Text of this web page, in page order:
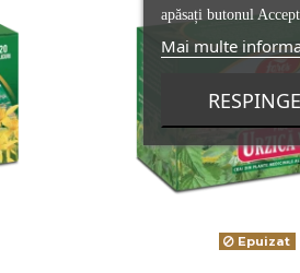
Epuizat
apăsați butonul Accept.
Mai multe